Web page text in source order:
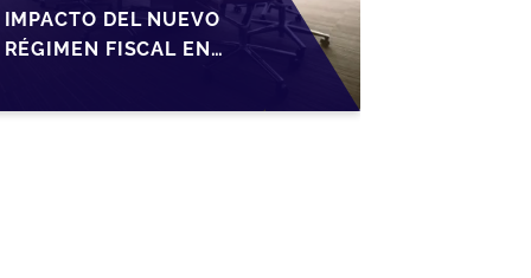
IMPACTO DEL NUEVO
RÉGIMEN FISCAL EN
PYMES EN ESPAÑA